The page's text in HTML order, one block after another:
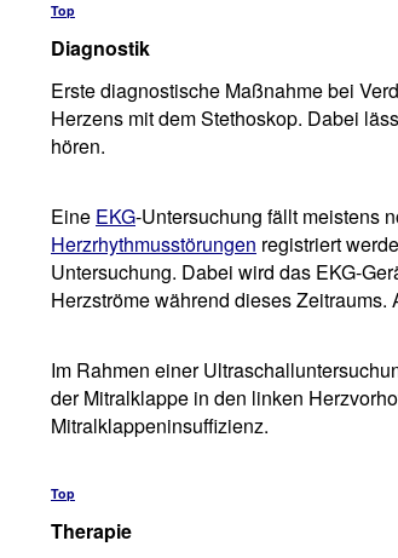
Top
Diagnostik
Erste diagnostische Maßnahme bei
Herzens mit dem Stethoskop. Dabei
hören.
Eine EKG-Untersuchung fällt meistens
Herzrhythmusstörungen registriert
Untersuchung. Dabei wird das EKG-
Herzströme während dieses
Im Rahmen einer
der Mitralklappe in den linken
Mitralklappeninsuffizienz.
Top
Therapie